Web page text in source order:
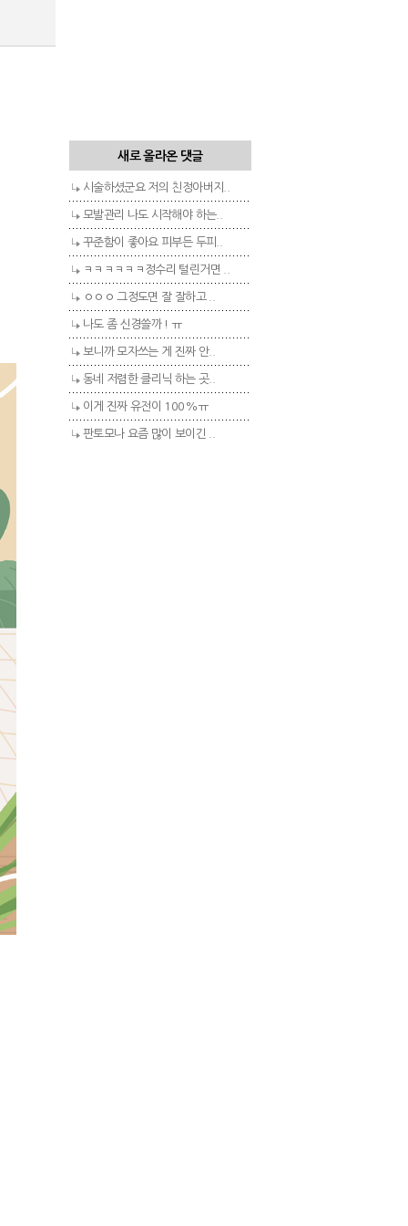
새로 올라온 댓글
시술하셨군요 저의 친정아버지..
모발관리 나도 시작해야 하는..
꾸준함이 좋아요 피부든 두피..
ㅋㅋㅋㅋㅋㅋ정수리 털린거면 ..
ㅇㅇㅇ 그정도면 잘 잘하고 ..
나도 좀 신경쓸까 ! ㅠ
보니까 모자쓰는 게 진짜 안..
동네 저렴한 클리닉 하는 곳..
이게 진짜 유전이 100%ㅠ
판토모나 요즘 많이 보이긴 ..